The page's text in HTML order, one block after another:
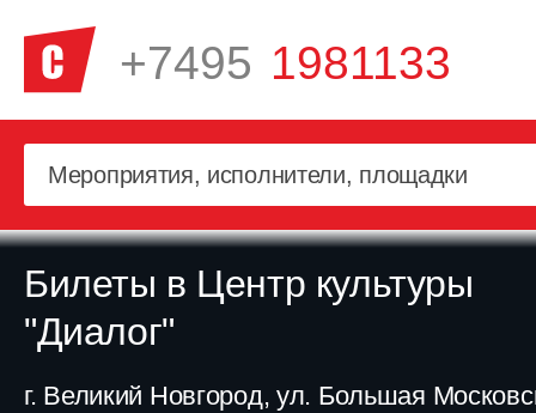
+7495 1981133
Билеты в Центр культуры
"Диалог"
г. Великий Новгород, ул. Большая